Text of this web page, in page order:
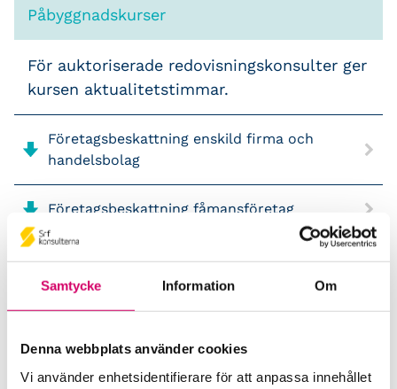
Samtycke Information Om
Denna webbplats använder cookies
Vi använder enhetsidentifierare för att anpassa innehållet
Påbyggnadskurser
För auktoriserade redovisningskonsulter ger
kursen aktualitetstimmar.
Företagsbeskattning enskild firma och
handelsbolag
Företagsbeskattning fåmansföretag
Generationsskifte i enskild firma
Skattekurs jord- och skogsbruk 1